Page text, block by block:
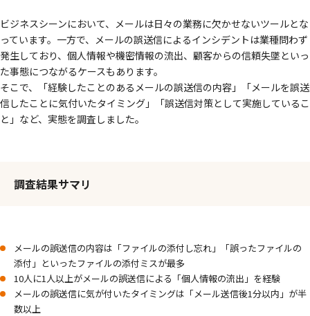
ビジネスシーンにおいて、メールは日々の業務に欠かせないツールとな
っています。一方で、メールの誤送信によるインシデントは業種問わず
発生しており、個人情報や機密情報の流出、顧客からの信頼失墜といっ
た事態につながるケースもあります。
そこで、「経験したことのあるメールの誤送信の内容」「メールを誤送
信したことに気付いたタイミング」「誤送信対策として実施しているこ
と」など、実態を調査しました。
調査結果サマリ
メールの誤送信の内容は「ファイルの添付し忘れ」「誤ったファイルの
添付」といったファイルの添付ミスが最多
10人に1人以上がメールの誤送信による「個人情報の流出」を経験
メールの誤送信に気が付いたタイミングは「メール送信後1分以内」が半
数以上